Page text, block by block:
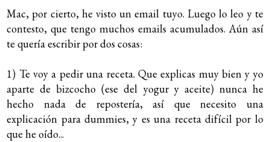
Mac, por cierto, he visto un email tuyo. Luego lo leo y te
contesto, que tengo muchos emails acumulados. Aún así
te quería escribir por dos cosas:
1) Te voy a pedir una receta. Que explicas muy bien y yo
aparte de bizcocho (ese del yogur y aceite) nunca he
hecho nada de repostería, así que necesito una
explicación para dummies, y es una receta difícil por lo
que he oído...